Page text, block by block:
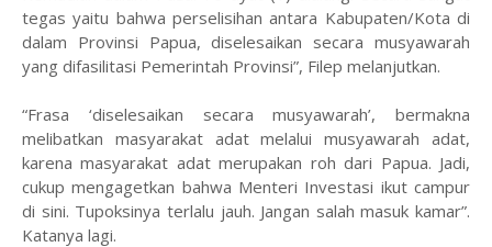
tegas yaitu bahwa perselisihan antara Kabupaten/Kota di
dalam Provinsi Papua, diselesaikan secara musyawarah
yang difasilitasi Pemerintah Provinsi”, Filep melanjutkan.
“Frasa ‘diselesaikan secara musyawarah’, bermakna
melibatkan masyarakat adat melalui musyawarah adat,
karena masyarakat adat merupakan roh dari Papua. Jadi,
cukup mengagetkan bahwa Menteri Investasi ikut campur
di sini. Tupoksinya terlalu jauh. Jangan salah masuk kamar”.
Katanya lagi.